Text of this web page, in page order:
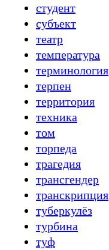
студент
субъект
театр
температура
терминология
терпен
территория
техника
том
торпеда
трагедия
трансгендер
транскрипция
туберкулёз
турбина
туф